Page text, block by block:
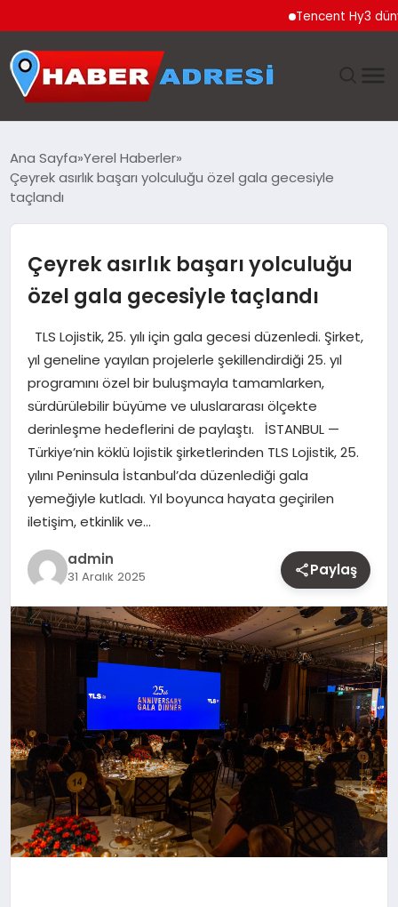
Tencent Hy3 dünya
GÜNDEM
EKONOMI
TEKNOLOJI
EĞITIM
MAGAZIN
YAŞAM
OTOMOBIL
Ana Sayfa Yerel Haberler
Çeyrek asırlık başarı yolculuğu özel gala gecesiyle
taçlandı
Çeyrek asırlık başarı yolculuğu
özel gala gecesiyle taçlandı
TLS Lojistik, 25. yılı için gala gecesi düzenledi. Şirket,
yıl geneline yayılan projelerle şekillendirdiği 25. yıl
programını özel bir buluşmayla tamamlarken,
sürdürülebilir büyüme ve uluslararası ölçekte
derinleşme hedeflerini de paylaştı. İSTANBUL —
Türkiye’nin köklü lojistik şirketlerinden TLS Lojistik, 25.
yılını Peninsula İstanbul’da düzenlediği gala
yemeğiyle kutladı. Yıl boyunca hayata geçirilen
iletişim, etkinlik ve…
admin
31 Aralık 2025 Paylaş